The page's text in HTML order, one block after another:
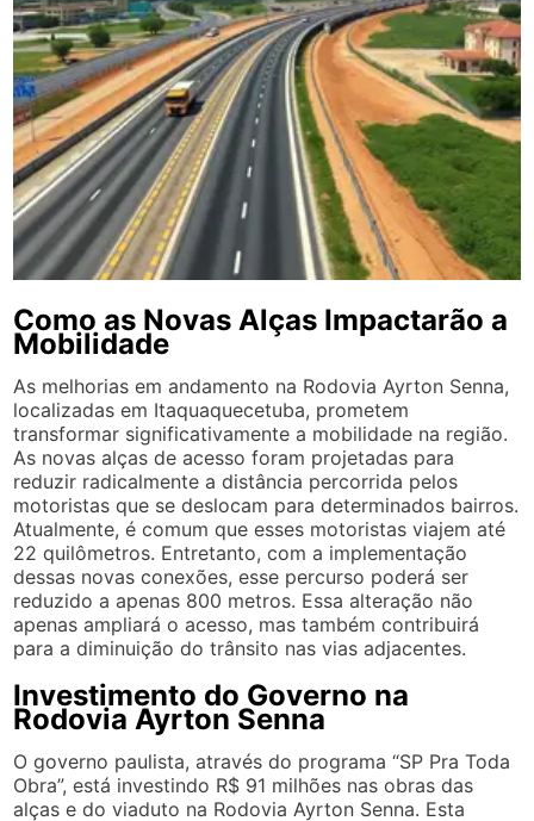
Como as Novas Alças Impactarão a
Mobilidade
As melhorias em andamento na Rodovia Ayrton Senna,
localizadas em Itaquaquecetuba, prometem
transformar significativamente a mobilidade na região.
As novas alças de acesso foram projetadas para
reduzir radicalmente a distância percorrida pelos
motoristas que se deslocam para determinados bairros.
Atualmente, é comum que esses motoristas viajem até
22 quilômetros. Entretanto, com a implementação
dessas novas conexões, esse percurso poderá ser
reduzido a apenas 800 metros. Essa alteração não
apenas ampliará o acesso, mas também contribuirá
para a diminuição do trânsito nas vias adjacentes.
Investimento do Governo na
Rodovia Ayrton Senna
O governo paulista, através do programa “SP Pra Toda
Obra”, está investindo R$ 91 milhões nas obras das
alças e do viaduto na Rodovia Ayrton Senna. Esta